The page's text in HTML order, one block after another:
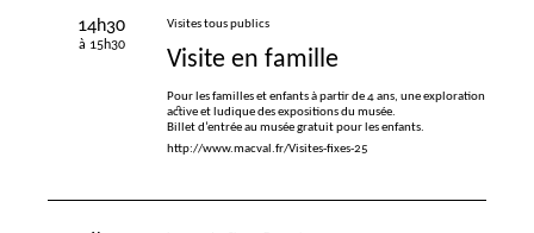
14h30
à 15h30
Visites tous publics
Visite en famille
Pour les familles et enfants à partir de 4 ans, une exploration
active et ludique des expositions du musée.
Billet d’entrée au musée gratuit pour les enfants.
http://www.macval.fr/Visites-fixes-25